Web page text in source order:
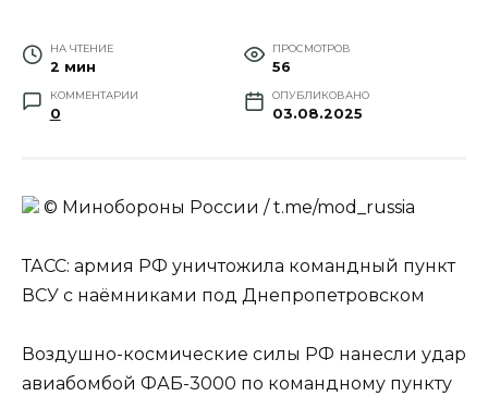
НА ЧТЕНИЕ
2 мин
ПРОСМОТРОВ
56
КОММЕНТАРИИ
0
ОПУБЛИКОВАНО
03.08.2025
© Минобороны России / t.me/mod_russia
ТАСС: армия РФ уничтожила командный пункт
ВСУ с наёмниками под Днепропетровском
Воздушно-космические силы РФ нанесли удар
авиабомбой ФАБ-3000 по командному пункту